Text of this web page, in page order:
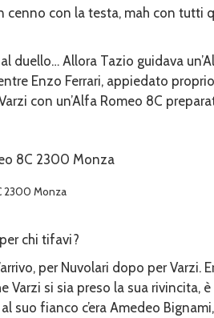
cenno con la testa, mah con tutti
duello… Allora Tazio guidava
Enzo Ferrari, appiedato
con un’Alfa Romeo 8C
2300 Monza
chi tifavi?
per Nuvolari dopo per
Varzi si sia preso la sua
suo fianco c’era Amedeo